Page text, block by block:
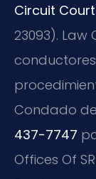
Circuit Court
23093). Law
Condado
437-7747
Offices Of